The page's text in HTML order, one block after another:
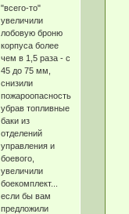
"всего-то"
увеличили
лобовую броню
корпуса более
чем в 1,5 раза - с
45 до 75 мм,
снизили
пожароопасность,
убрав топливные
баки из
отделений
управления и
боевого,
увеличили
боекомплект...
если бы вам
предложили